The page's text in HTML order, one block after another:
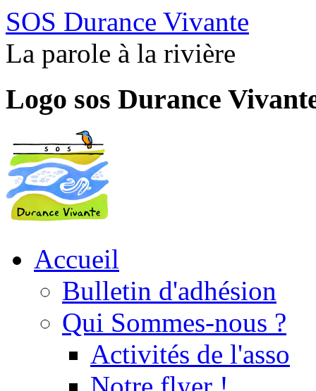
SOS Durance Vivante
La parole à la rivière
Logo sos Durance
Accueil
Bulletin d'adhésion
Qui Sommes-nous ?
Activités de l'asso